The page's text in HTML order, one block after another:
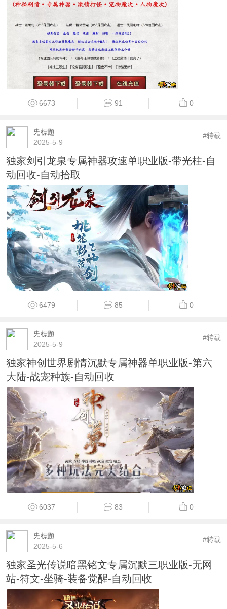
6673 91 0
兂標題
2025-5-9
#转载
独家剑引龙泉专属神器攻速单职业版-带光柱-自
动回收-自动拾取
6479 85 0
兂標題
2025-5-9
#转载
独家神创世界剧情沉默专属神器单职业版-第六
大陆-战宠种族-自动回收
6037 83 0
兂標題
2025-5-6
#转载
独家圣光传说暗黑铭文专属沉默三职业版-无网
站-符文-坐骑-装备觉醒-自动回收